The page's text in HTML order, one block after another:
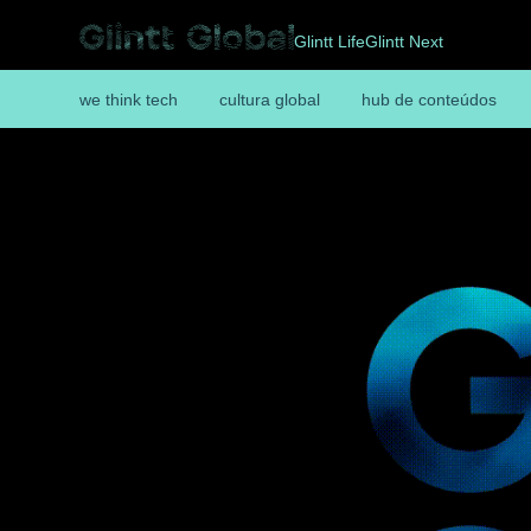
Glintt LifeGlintt Next
we think tech cultura global hub de conteúdos